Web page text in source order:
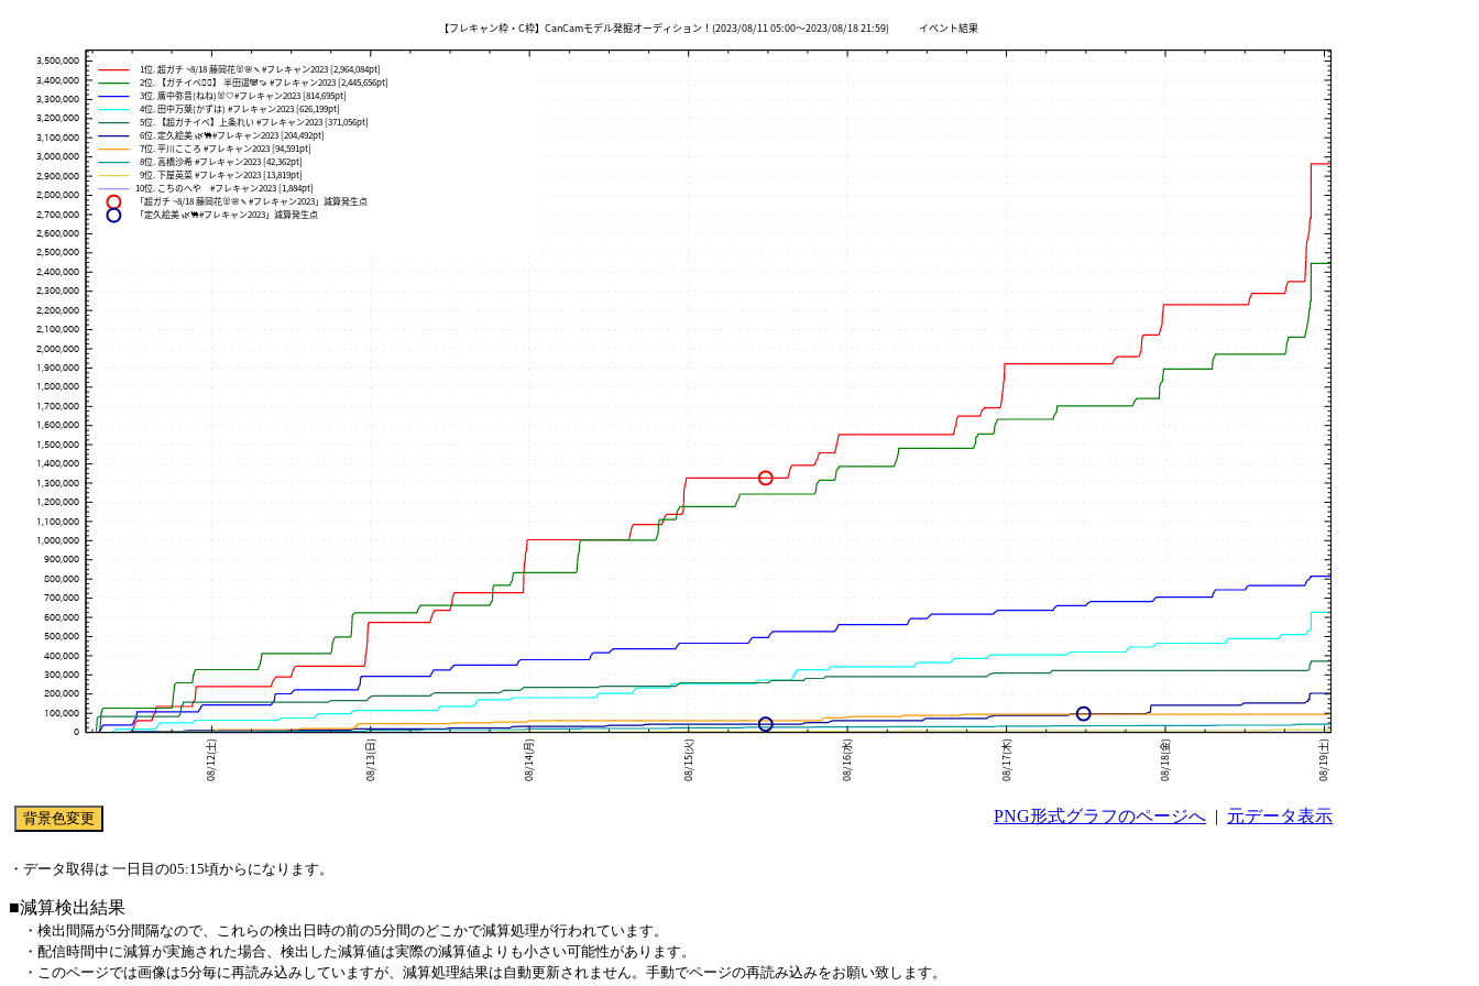
PNG形式グラフのページへ | 元データ表示
・データ取得は 一日目の05:15頃からになります。
■減算検出結果
・検出間隔が5分間隔なので、これらの検出日時の前の5分間のどこかで減算処理が行われています。
・配信時間中に減算が実施された場合、検出した減算値は実際の減算値よりも小さい可能性があります。
・このページでは画像は5分毎に再読み込みしていますが、減算処理結果は自動更新されません。手動でページの再読み込みをお願い致します。